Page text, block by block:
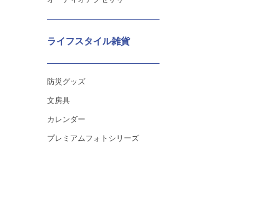
ライフスタイル雑貨
防災グッズ
文房具
カレンダー
プレミアムフォトシリーズ